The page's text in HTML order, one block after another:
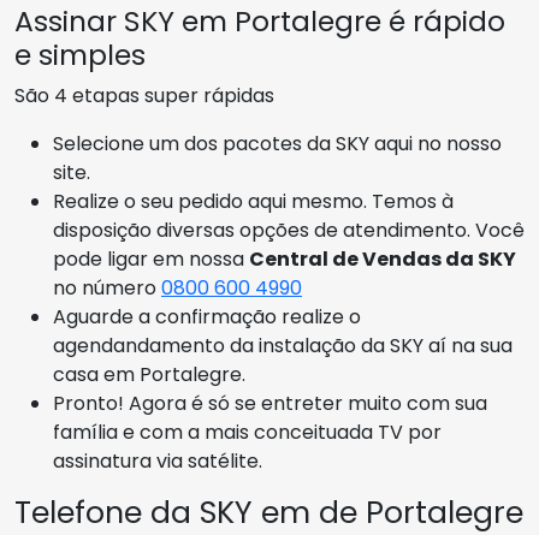
Assinar SKY em Portalegre é rápido
e simples
São 4 etapas super rápidas
Selecione um dos pacotes da SKY aqui no nosso
site.
Realize o seu pedido aqui mesmo. Temos à
disposição diversas opções de atendimento. Você
pode ligar em nossa Central de Vendas da SKY
no número0800 600 4990
Aguarde a confirmação realize o
agendandamento da instalação da SKY aí na sua
casa em Portalegre.
Pronto! Agora é só se entreter muito com sua
família e com a mais conceituada TV por
assinatura via satélite.
Telefone da SKY em de Portalegre